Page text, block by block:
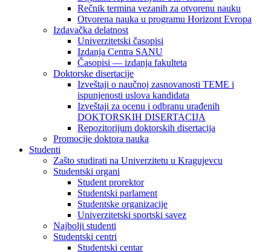
Rečnik termina vezanih za otvorenu nauku
Otvorena nauka u programu Horizont Evropa
Izdavačka delatnost
Univerzitetski časopisi
Izdanja Centra SANU
Časopisi — izdanja fakulteta
Doktorske disertacije
Izveštaji o naučnoj zasnovanosti TEME i
ispunjenosti uslova kandidata
Izveštaji za ocenu i odbranu urađenih
DOKTORSKIH DISERTACIJA
Repozitorijum doktorskih disertacija
Promocije doktora nauka
Studenti
Zašto studirati na Univerzitetu u Kragujevcu
Studentski organi
Student prorektor
Studentski parlament
Studentske organizacije
Univerzitetski sportski savez
Najbolji studenti
Studentski centri
Studentski centar